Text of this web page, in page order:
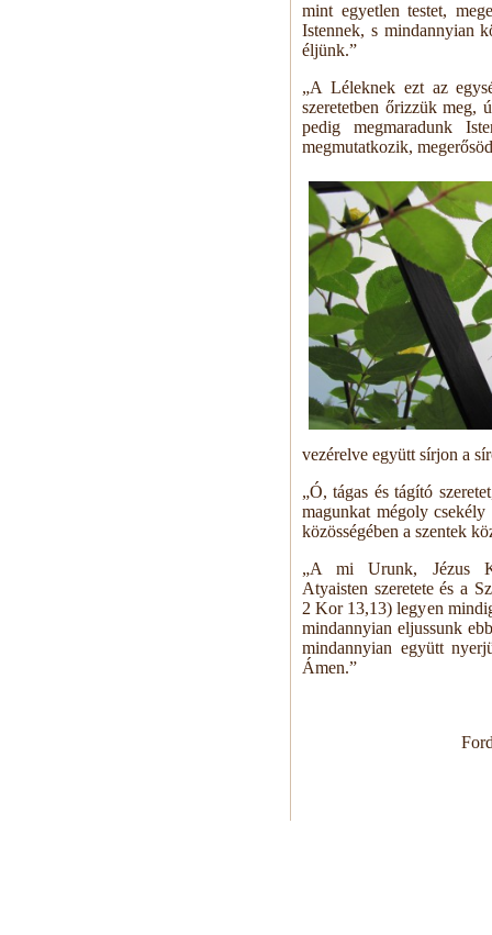
mint egyetlen testet,
Istennek, s mindannyian
éljünk.”
„A Léleknek ezt az
szeretetben őrizzük meg,
pedig megmaradunk
megmutatkozik,
vezérelve együtt sírjon a
„Ó, tágas és tágító
magunkat mégoly
közösségében a szentek
„A mi Urunk, Jézus
Atyaisten szeretete és a
2 Kor 13,13) legyen
mindannyian eljussunk
mindannyian együtt
Ámen.”